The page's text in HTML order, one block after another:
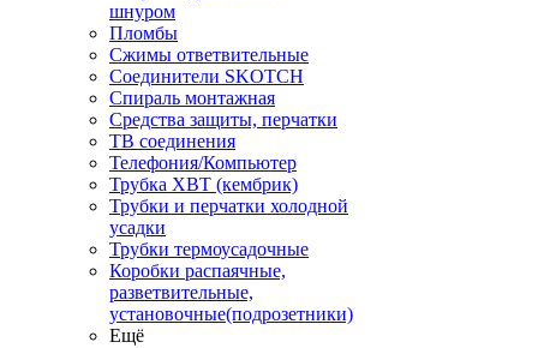
шнуром
Пломбы
Сжимы ответвительные
Соединители SKOTCH
Спираль монтажная
Средства защиты, перчатки
ТВ соединения
Телефония/Компьютер
Трубка ХВТ (кембрик)
Трубки и перчатки холодной
усадки
Трубки термоусадочные
Коробки распаячные,
разветвительные,
установочные(подрозетники)
Ещё